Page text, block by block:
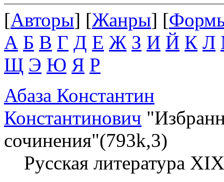
[Авторы] [Жанры] [
А Б В Г Д Е Ж З И Й К Л
Щ Э Ю Я P
Абаза Константин
Константинович
сочинения"(793k,3)
Русская литература